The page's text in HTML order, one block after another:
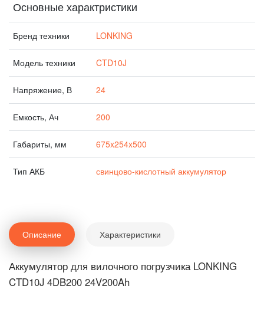
Основные характристики
Бренд техники LONKING
Модель техники CTD10J
Напряжение, В 24
Емкость, Ач 200
Габариты, мм 675x254x500
Тип АКБ свинцово-кислотный аккумулятор
Описание Характеристики
Аккумулятор для вилочного погрузчика LONKING
CTD10J 4DB200 24V200Ah